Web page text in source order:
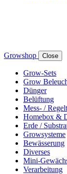
Growshop Close
Grow-Sets
Grow
Dünger
Belüftung
Mess- /
Homebox &
Erde /
Growsysteme
Bewässerung
Diverses
Mini-
Verarbeitung